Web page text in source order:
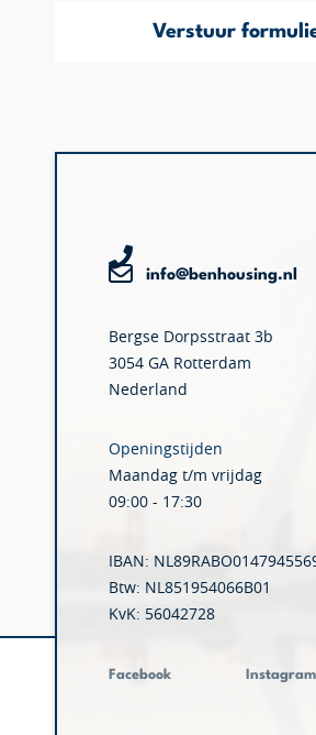
Verstuur
info@benhousing.nl
Bergse Dorpsstraat 3b
3054 GA Rotterdam
Nederland
Openingstijden
Maandag t/m vrijdag
09:00 - 17:30
IBAN:
Btw: NL851954066B01
KvK: 56042728
Facebook Instagram